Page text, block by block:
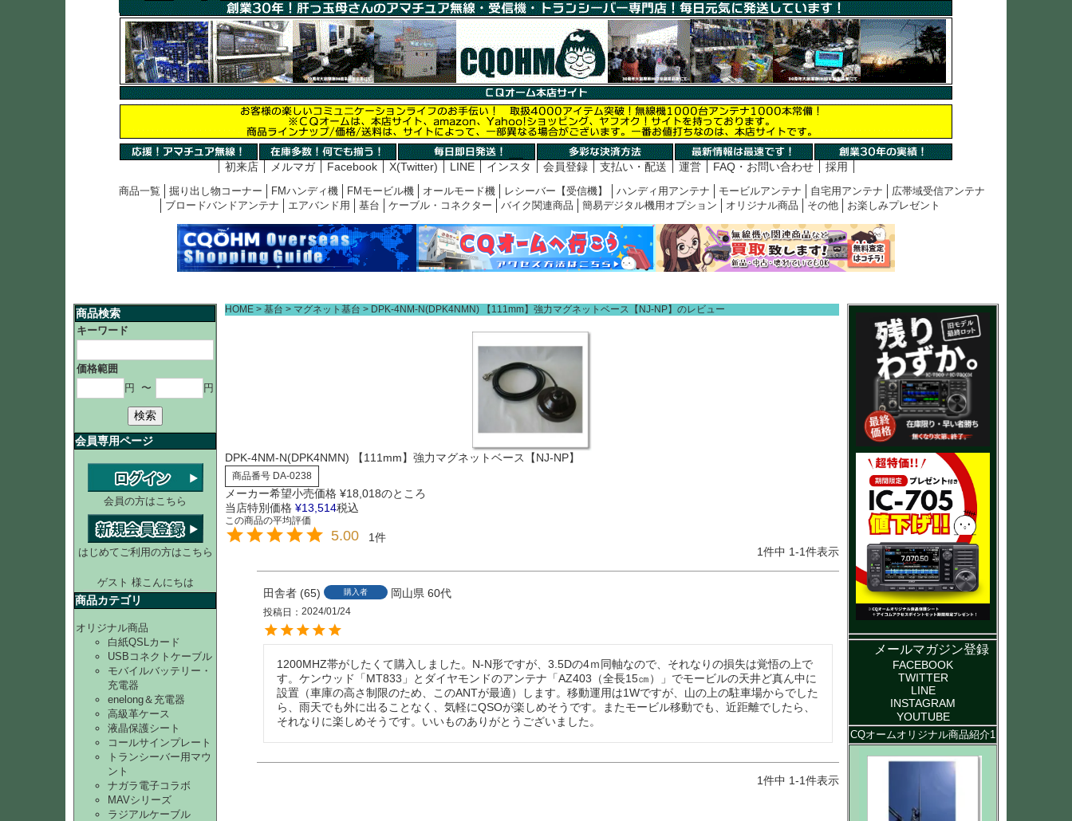
初来店 メルマガ Facebook X(Twitter) LINE インスタ 会員登録 支払い・配送 運営 FAQ・お問い合わせ 採用
商品一覧 掘り出し物コーナー FMハンディ機 FMモービル機 オールモード機 レシーバー【受信機】 ハンディ用アンテナ モービルアンテナ 自宅用アンテナ
広帯域受信アンテナ
ブロードバンドアンテナ
エアバンド用 基台 ケーブル・コネクター バイク関連商品 簡易デジタル機用オプション オリジナル商品 その他 お楽しみプレゼント
商品検索
キーワード
価格範囲
円
〜 円
検索
会員専用ページ
会員の方はこちら
はじめてご利用の方はこちら
ゲスト 様こんにちは
商品カテゴリ
オリジナル商品
白紙QSLカード
USBコネクトケーブル
モバイルバッテリー・
充電器
enelong＆充電器
高級革ケース
液晶保護シート
コールサインプレート
トランシーバー用マウ
ント
ナガラ電子コラボ
MAVシリーズ
ラジアルケーブル
HOME 基台 マグネット基台 DPK-4NM-N(DPK4NMN) 【111mm】強力マグネットベース【NJ-NP】のレビュー
DPK-4NM-N(DPK4NMN) 【111mm】強力マグネットベース【NJ-NP】
商品番号 DA-0238
メーカー希望小売価格 ¥18,018のところ
当店特別価格 ¥13,514税込
5.00
1
1件中 1-1件表示
田舎者 65 購入者 岡山県 60代
投稿日 2024/01/24
1200MHZ帯がしたくて購入しました。N-N形ですが、3.5Dの4ｍ同軸なので、それなりの損失は覚悟の上で
す。ケンウッド「MT833」とダイヤモンドのアンテナ「AZ403（全長15㎝）」でモービルの天井ど真ん中に
設置（車庫の高さ制限のため、このANTが最適）します。移動運用は1Wですが、山の上の駐車場からでした
ら、雨天でも外に出ることなく、気軽にQSOが楽しめそうです。またモービル移動でも、近距離でしたら、
それなりに楽しめそうです。いいものありがとうございました。
1件中 1-1件表示
メールマガジン登録
FACEBOOK
TWITTER
LINE
INSTAGRAM
YOUTUBE
CQオームオリジナル商品紹介1